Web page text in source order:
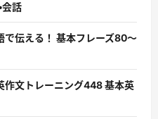
会話
で伝える！ 基本フレーズ80〜
作文トレーニング448 基本英